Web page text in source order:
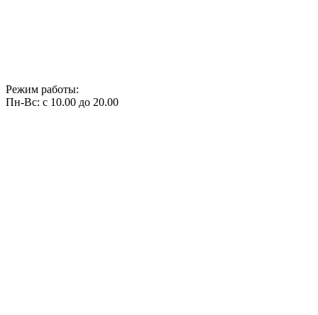
Режим работы:
Пн-Вс: с 10.00 до 20.00